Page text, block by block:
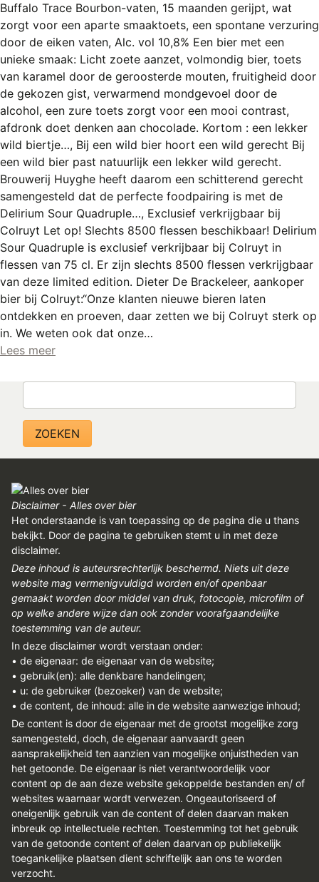
PERS/PUBLICATIES
FACEBOOK
LINKS
Buffalo Trace Bourbon-vaten, 15 maanden gerijpt, wat
zorgt voor een aparte smaaktoets, een spontane verzuring
door de eiken vaten, Alc. vol 10,8% Een bier met een
unieke smaak: Licht zoete aanzet, volmondig bier, toets
van karamel door de geroosterde mouten, fruitigheid door
de gekozen gist, verwarmend mondgevoel door de
alcohol, een zure toets zorgt voor een mooi contrast,
afdronk doet denken aan chocolade. Kortom : een lekker
wild biertje…, Bij een wild bier hoort een wild gerecht Bij
een wild bier past natuurlijk een lekker wild gerecht.
Brouwerij Huyghe heeft daarom een schitterend gerecht
samengesteld dat de perfecte foodpairing is met de
Delirium Sour Quadruple…, Exclusief verkrijgbaar bij
Colruyt Let op! Slechts 8500 flessen beschikbaar! Delirium
Sour Quadruple is exclusief verkrijbaar bij Colruyt in
flessen van 75 cl. Er zijn slechts 8500 flessen verkrijgbaar
van deze limited edition. Dieter De Brackeleer, aankoper
bier bij Colruyt:“Onze klanten nieuwe bieren laten
ontdekken en proeven, daar zetten we bij Colruyt sterk op
in. We weten ook dat onze…
Lees meer
Disclaimer - Alles over bier
Het onderstaande is van toepassing op de pagina die u thans
bekijkt. Door de pagina te gebruiken stemt u in met deze
disclaimer.
Deze inhoud is auteursrechterlijk beschermd. Niets uit deze
website mag vermenigvuldigd worden en/of openbaar
gemaakt worden door middel van druk, fotocopie, microfilm of
op welke andere wijze dan ook zonder voorafgaandelijke
toestemming van de auteur.
In deze disclaimer wordt verstaan onder:
• de eigenaar: de eigenaar van de website;
• gebruik(en): alle denkbare handelingen;
• u: de gebruiker (bezoeker) van de website;
• de content, de inhoud: alle in de website aanwezige inhoud;
De content is door de eigenaar met de grootst mogelijke zorg
samengesteld, doch, de eigenaar aanvaardt geen
aansprakelijkheid ten aanzien van mogelijke onjuistheden van
het getoonde. De eigenaar is niet verantwoordelijk voor
content op de aan deze website gekoppelde bestanden en/ of
websites waarnaar wordt verwezen. Ongeautoriseerd of
oneigenlijk gebruik van de content of delen daarvan maken
inbreuk op intellectuele rechten. Toestemming tot het gebruik
van de getoonde content of delen daarvan op publiekelijk
toegankelijke plaatsen dient schriftelijk aan ons te worden
verzocht.